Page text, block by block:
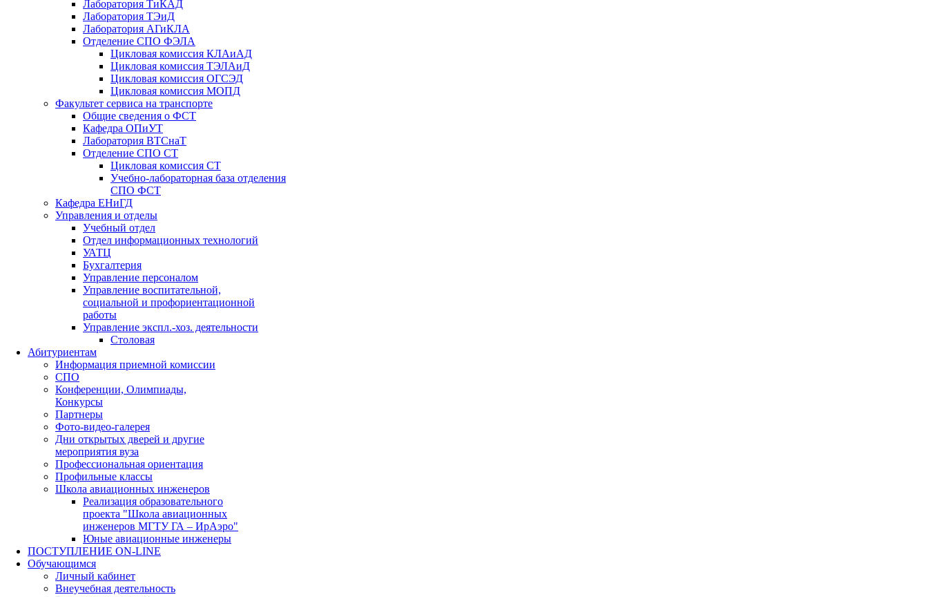
Лаборатория ТиКАД
Лаборатория ТЭиД
Лаборатория АГиКЛА
Отделение СПО ФЭЛА
Цикловая комиссия КЛАиАД
Цикловая комиссия ТЭЛАиД
Цикловая комиссия ОГСЭД
Цикловая комиссия МОПД
Факультет сервиса на транспорте
Общие сведения о ФСТ
Кафедра ОПиУТ
Лаборатория ВТСнаТ
Отделение СПО СТ
Цикловая комиссия СТ
Учебно-лабораторная база отделения
СПО ФСТ
Кафедра ЕНиГД
Управления и отделы
Учебный отдел
Отдел информационных технологий
УАТЦ
Бухгалтерия
Управление персоналом
Управление воспитательной,
социальной и профориентационной
работы
Управление экспл.-хоз. деятельности
Столовая
Абитуриентам
Информация приемной комиссии
СПО
Конференции, Олимпиады,
Конкурсы
Партнеры
Фото-видео-галерея
Дни открытых дверей и другие
мероприятия вуза
Профессиональная ориентация
Профильные классы
Школа авиационных инженеров
Реализация образовательного
проекта "Школа авиационных
инженеров МГТУ ГА – ИрАэро"
Юные авиационные инженеры
ПОСТУПЛЕНИЕ ON-LINE
Обучающимся
Личный кабинет
Внеучебная деятельность